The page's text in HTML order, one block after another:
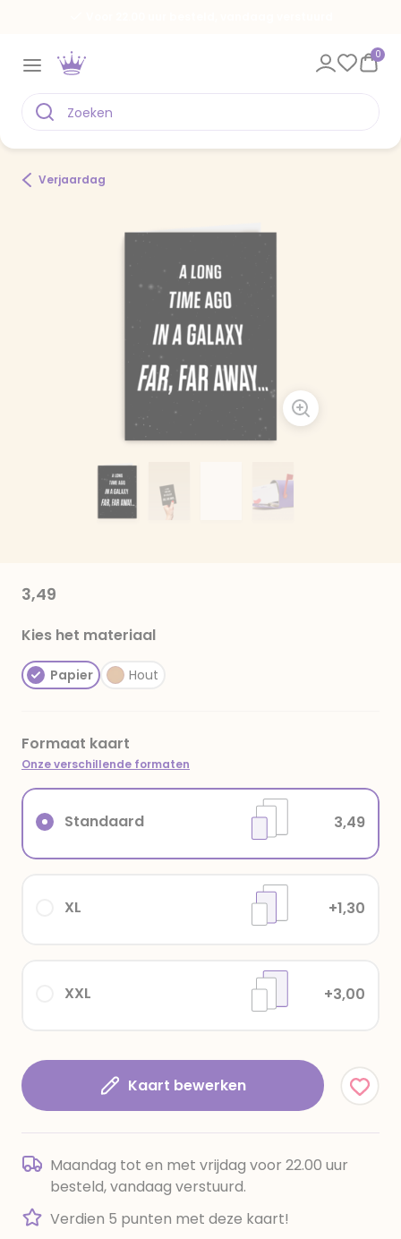
0
Verjaardag
3,49
Kies het materiaal
Papier Hout
Formaat kaart
Onze verschillende formaten
XXL +3,00
XL +1,30
Standaard 3,49
Kaart bewerken
Maandag tot en met vrijdag voor 22.00 uur
besteld, vandaag verstuurd.
Verdien 5 punten met deze kaart!